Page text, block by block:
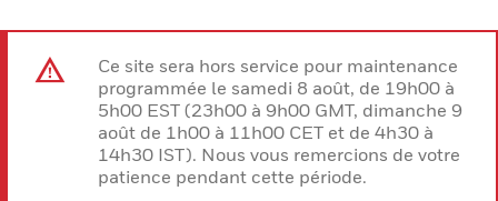
Ce site sera hors service pour maintenance
programmée le samedi 8 août, de 19h00 à
5h00 EST (23h00 à 9h00 GMT, dimanche 9
août de 1h00 à 11h00 CET et de 4h30 à
14h30 IST). Nous vous remercions de votre
patience pendant cette période.